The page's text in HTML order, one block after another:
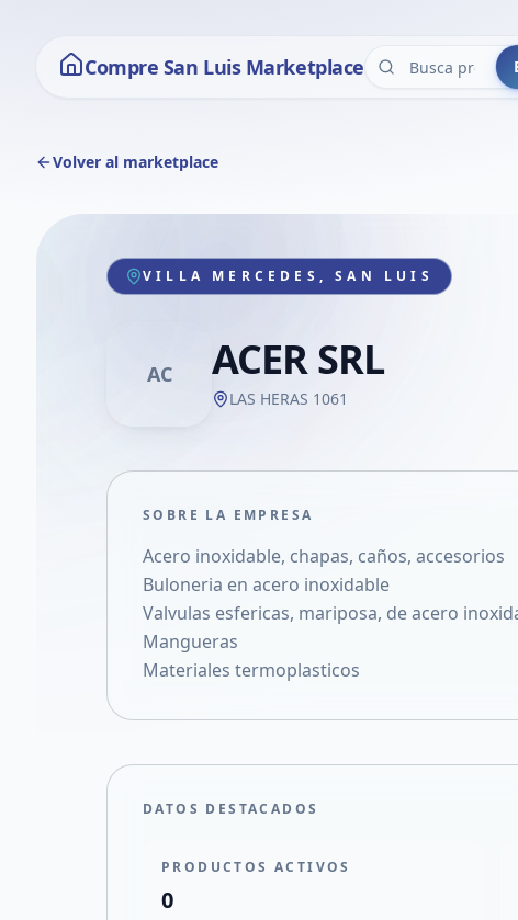
Compre San Luis Marketplace
Volver al marketplace
VILLA MERCEDES, SAN LUIS
AC ACER SRL
LAS HERAS 1061
SOBRE LA EMPRESA
Acero inoxidable, chapas, caños, accesorios
Buloneria en acero inoxidable
Valvulas esfericas, mariposa, de acero
Mangueras
Materiales termoplasticos
DATOS DESTACADOS
PRODUCTOS ACTIVOS
0